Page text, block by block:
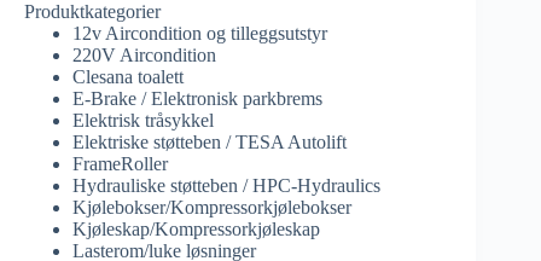
Produktkategorier
12v Aircondition og tilleggsutstyr
220V Aircondition
Clesana toalett
E-Brake / Elektronisk parkbrems
Elektrisk tråsykkel
Elektriske støtteben / TESA Autolift
FrameRoller
Hydrauliske støtteben / HPC-Hydraulics
Kjølebokser/Kompressorkjølebokser
Kjøleskap/Kompressorkjøleskap
Lasterom/luke løsninger